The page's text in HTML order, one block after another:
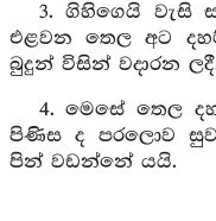
3. ගිහිගෙයි වැසි
එළවන තෙල අට
බුදුන් විසින් වදාරන
4. මෙසේ තෙල
පිණිස ද පරලොව
පින් වඩන්නේ යයි.